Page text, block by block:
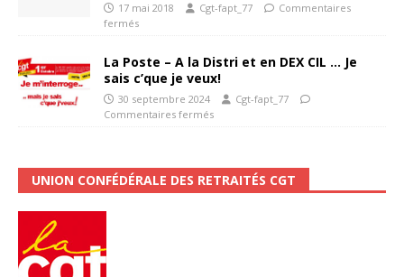
17 mai 2018 Cgt-fapt_77
Commentaires
fermés
La Poste – A la Distri et en DEX CIL … Je
sais c’que je veux!
30 septembre 2024
Cgt-fapt_77
Commentaires fermés
UNION CONFÉDÉRALE DES RETRAITÉS CGT